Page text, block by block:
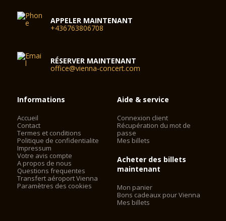
APPELER MAINTENANT
+436763806708
RÉSERVER MAINTENANT
office@vienna-concert.com
Informations
Accueil
Contact
Termes et conditions
Politique de confidentialite
Impressum
Votre avis compte
A propos de nous
Questions frequentes
Transfert aéroport Vienna
Paramètres des cookies
Aide & service
Connexion client
Récupération du mot de
passe
Mes billets
Acheter des billets
maintenant
Mon panier
Bons cadeaux pour Vienna
Mes billets